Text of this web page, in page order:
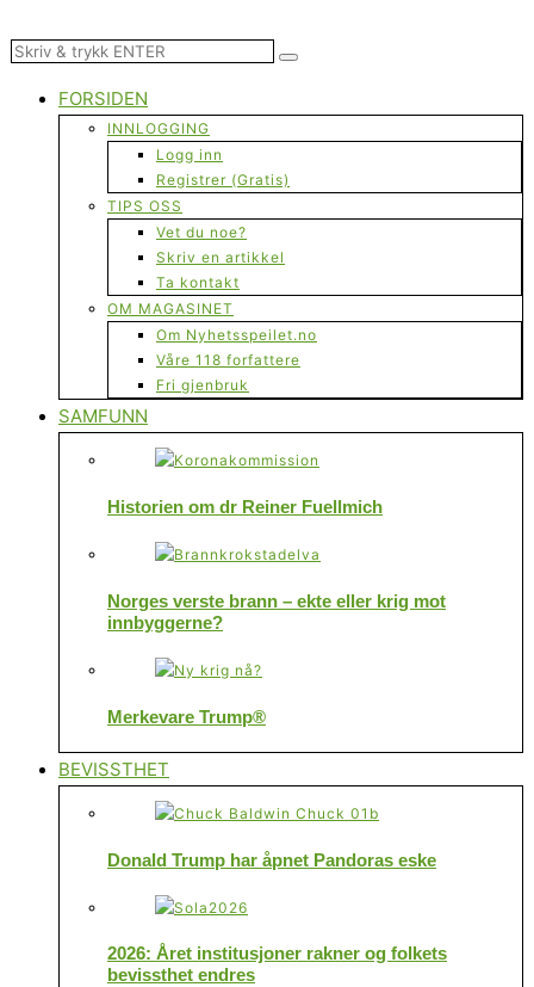
FORSIDEN
INNLOGGING
Logg inn
Registrer (Gratis)
TIPS OSS
Vet du noe?
Skriv en artikkel
Ta kontakt
OM MAGASINET
Om Nyhetsspeilet.no
Våre 118 forfattere
Fri gjenbruk
SAMFUNN
Historien om dr Reiner Fuellmich
Norges verste brann – ekte eller krig mot
innbyggerne?
Merkevare Trump®
BEVISSTHET
Donald Trump har åpnet Pandoras eske
2026: Året institusjoner rakner og folkets
bevissthet endres